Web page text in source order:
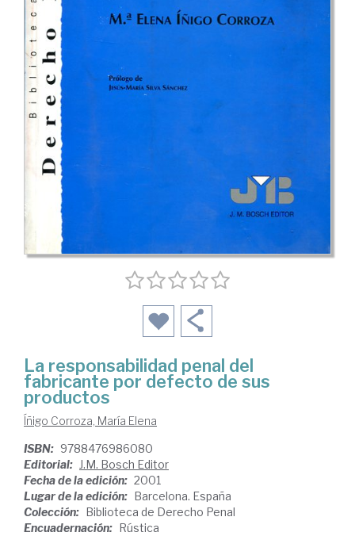
La responsabilidad penal del
fabricante por defecto de sus
productos
Íñigo Corroza, María Elena
ISBN: 9788476986080
Editorial: J.M. Bosch Editor
Fecha de la edición: 2001
Lugar de la edición: Barcelona. España
Colección: Biblioteca de Derecho Penal
Encuadernación: Rústica